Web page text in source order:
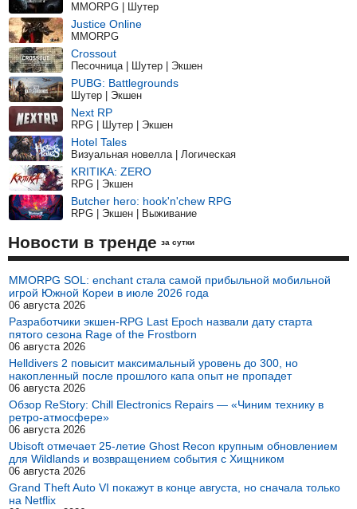
MMORPG | Шутер
Justice Online
MMORPG
Crossout
Песочница | Шутер | Экшен
PUBG: Battlegrounds
Шутер | Экшен
Next RP
RPG | Шутер | Экшен
Hotel Tales
Визуальная новелла | Логическая
KRITIKA: ZERO
RPG | Экшен
Butcher hero: hook'n'chew RPG
RPG | Экшен | Выживание
Новости в тренде за сутки
MMORPG SOL: enchant стала самой прибыльной мобильной
игрой Южной Кореи в июле 2026 года
06 августа 2026
Разработчики экшен-RPG Last Epoch назвали дату старта
пятого сезона Rage of the Frostborn
06 августа 2026
Helldivers 2 повысит максимальный уровень до 300, но
накопленный после прошлого капа опыт не пропадет
06 августа 2026
Обзор ReStory: Chill Electronics Repairs — «Чиним технику в
ретро-атмосфере»
06 августа 2026
Ubisoft отмечает 25-летие Ghost Recon крупным обновлением
для Wildlands и возвращением события с Хищником
06 августа 2026
Grand Theft Auto VI покажут в конце августа, но сначала только
на Netflix